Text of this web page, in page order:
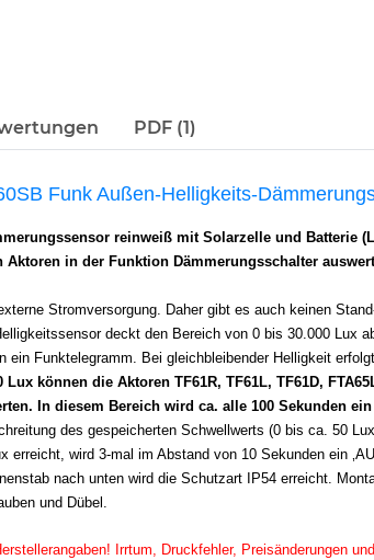
PDF (1)
Funk Außen-Helligkeits-
reinweiß mit Solarzelle und Batterie
Aktoren in der Funktion Dämmerungsschalter
Stromversorgung. Daher gibt es auch keinen
deckt den Bereich von 0 bis 30.000 Lux
ein Funktelegramm. Bei gleichbleibender Helligkeit
können die Aktoren TF61R, TF61L, TF61D,
In diesem Bereich wird ca. alle 100 Sekunden
des gespeicherten Schwellwerts (0 bis ca. 50
erreicht, wird 3-mal im Abstand von 10 Sekunden ein
nach unten wird die Schutzart IP54 erreicht.
und Dübel.
Irrtum, Druckfehler, Preisänderungen